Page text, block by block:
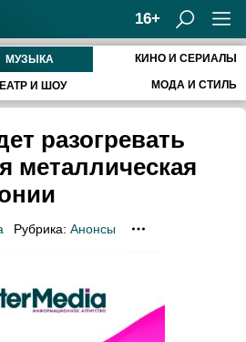
МУЗЫКА КИНО И СЕРИАЛЫ
И ШОУ МОДА И СТИЛЬ
разогревать
металлическая
Рубрика: Анонсы
16+